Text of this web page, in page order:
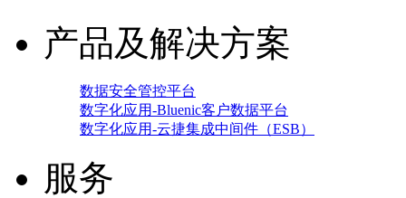
产品及解决方案
数据安全管控平台
数字化应用-Bluenic客户数据平台
数字化应用-云捷集成中间件（ESB）
服务